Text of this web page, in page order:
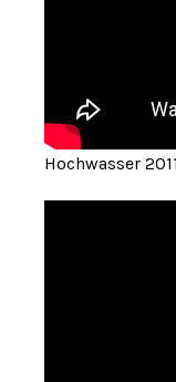
Hochwasser